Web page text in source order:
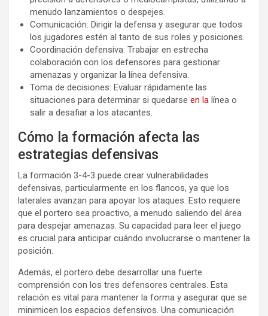
menudo lanzamientos o despejes.
Comunicación: Dirigir la defensa y asegurar que todos
los jugadores estén al tanto de sus roles y posiciones.
Coordinación defensiva: Trabajar en estrecha
colaboración con los defensores para gestionar
amenazas y organizar la línea defensiva.
Toma de decisiones: Evaluar rápidamente las
situaciones para determinar si quedarse en la línea o
salir a desafiar a los atacantes.
Cómo la formación afecta las
estrategias defensivas
La formación 3-4-3 puede crear vulnerabilidades
defensivas, particularmente en los flancos, ya que los
laterales avanzan para apoyar los ataques. Esto requiere
que el portero sea proactivo, a menudo saliendo del área
para despejar amenazas. Su capacidad para leer el juego
es crucial para anticipar cuándo involucrarse o mantener la
posición.
Además, el portero debe desarrollar una fuerte
comprensión con los tres defensores centrales. Esta
relación es vital para mantener la forma y asegurar que se
minimicen los espacios defensivos. Una comunicación